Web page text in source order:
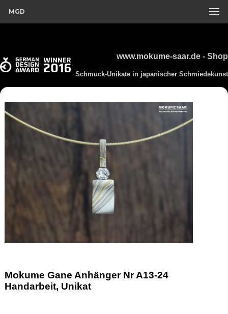
MGD
www.mokume-saar.de - Shop
Schmuck-Unikate in japanischer Schmiedekunst
Mokume Gane Anhänger Nr A13-24
Handarbeit, Unikat